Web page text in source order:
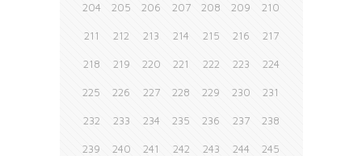
204 205 206 207 208 209 210
211 212 213 214 215 216 217
218 219 220 221 222 223 224
225 226 227 228 229 230 231
232 233 234 235 236 237 238
239 240 241 242 243 244 245